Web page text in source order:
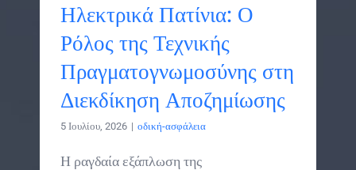
Ηλεκτρικά Πατίνια: Ο
Ρόλος της Τεχνικής
Πραγματογνωμοσύνης στη
Διεκδίκηση Αποζημίωσης
5 Ιουλίου, 2026 | οδική-ασφάλεια
Η ραγδαία εξάπλωση της